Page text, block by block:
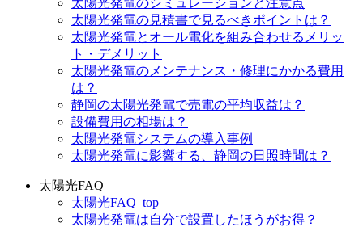
太陽光発電のシミュレーションと注意点
太陽光発電の見積書で見るべきポイントは？
太陽光発電とオール電化を組み合わせるメリッ
ト・デメリット
太陽光発電のメンテナンス・修理にかかる費用
は？
静岡の太陽光発電で売電の平均収益は？
設備費用の相場は？
太陽光発電システムの導入事例
太陽光発電に影響する、静岡の日照時間は？
太陽光FAQ
太陽光FAQ_top
太陽光発電は自分で設置したほうがお得？